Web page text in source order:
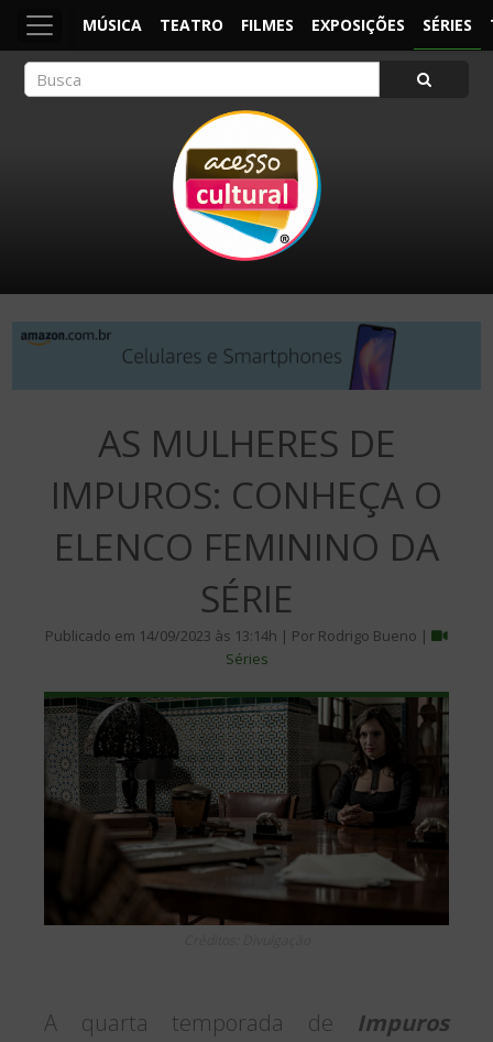
MÚSICA TEATRO FILMES EXPOSIÇÕES SÉRIES
AS MULHERES DE
IMPUROS: CONHEÇA O
ELENCO FEMININO DA
SÉRIE
Publicado em 14/09/2023 às 13:14h | Por Rodrigo Bueno |
Séries
A quarta temporada de Impuros